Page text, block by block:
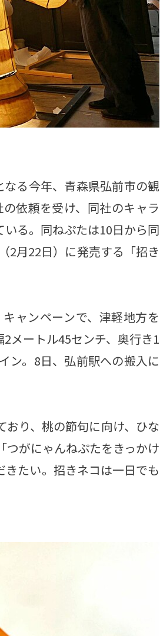
る今年、青森県弘前市の観
依頼を受け、同社のキャラ
る。同ねぷたは10日から同
2月22日）に発売する「招き
ャンペーンで、津軽地方を
メートル45センチ、奥行き1
ン。8日、弘前駅への搬入に
り、桃の節句に向け、ひな
つがにゃんねぷたをきっかけ
たい。招きネコは一日でも